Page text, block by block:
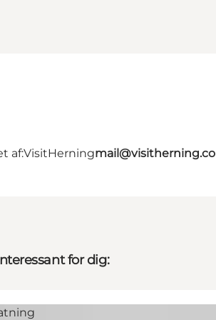
af:VisitHerning
for dig: